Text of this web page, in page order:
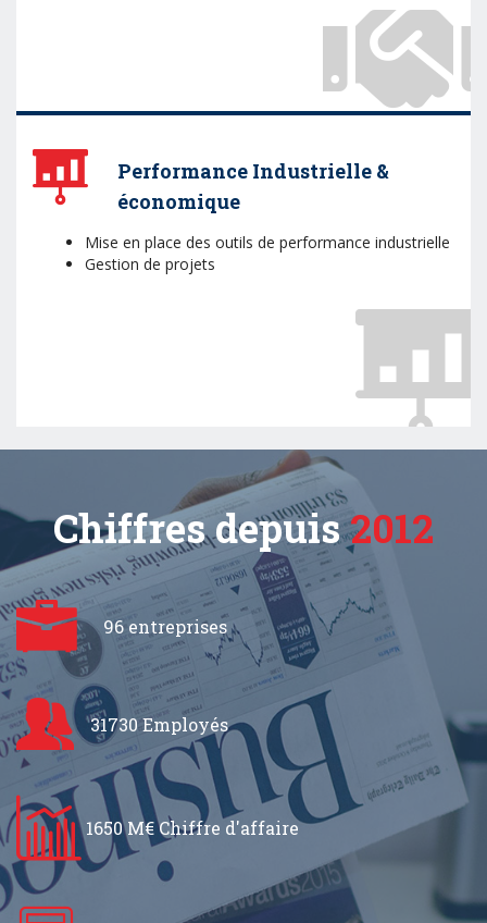
Performance Industrielle &
économique
Mise en place des outils de performance industrielle
Gestion de projets
Chiffres depuis2012
96 entreprises
31730 Employés
1650 M€ Chiffre d'affaire